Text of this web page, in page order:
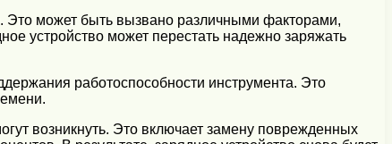
Это может быть вызвано различными факторами,
устройство может перестать надежно заряжать
работоспособности инструмента. Это
возникнуть. Это включает замену поврежденных